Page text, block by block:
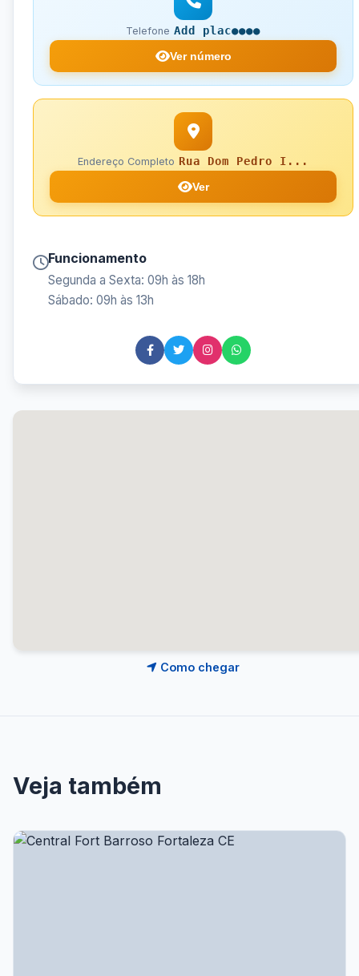
Telefone Add plac●●●●
Ver número
Endereço Completo Rua Dom Pedro I...
Ver
Funcionamento
Segunda a Sexta: 09h às 18h
Sábado: 09h às 13h
Como chegar
Veja também